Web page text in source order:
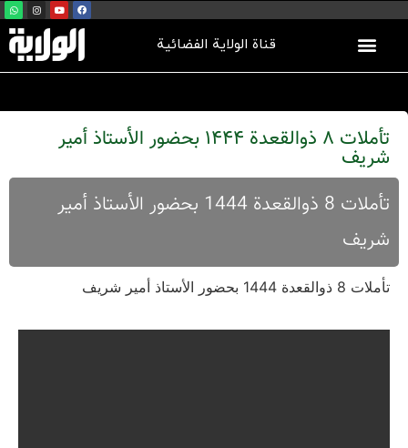
قناة الولاية الفضائية
تأملات 8 ذوالقعدة 1444 بحضور الأستاذ أمیر
شریف
تأملات 8 ذوالقعدة 1444 بحضور الأستاذ أمیر
شریف
تأملات 8 ذوالقعدة 1444 بحضور الأستاذ أمیر شریف